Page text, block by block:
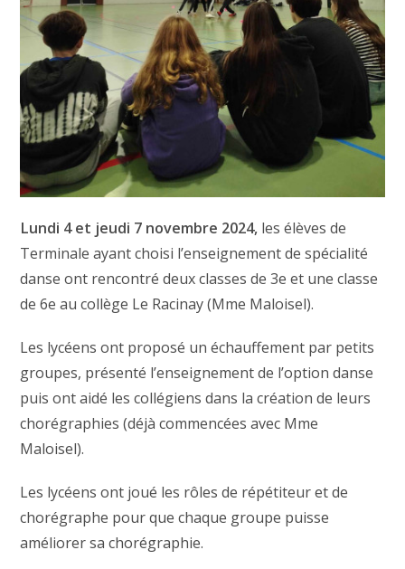
Lundi 4 et jeudi 7 novembre 2024, les élèves de
Terminale ayant choisi l’enseignement de spécialité
danse ont rencontré deux classes de 3e et une classe
de 6e au collège Le Racinay (Mme Maloisel).
Les lycéens ont proposé un échauffement par petits
groupes, présenté l’enseignement de l’option danse
puis ont aidé les collégiens dans la création de leurs
chorégraphies (déjà commencées avec Mme
Maloisel).
Les lycéens ont joué les rôles de répétiteur et de
chorégraphe pour que chaque groupe puisse
améliorer sa chorégraphie.